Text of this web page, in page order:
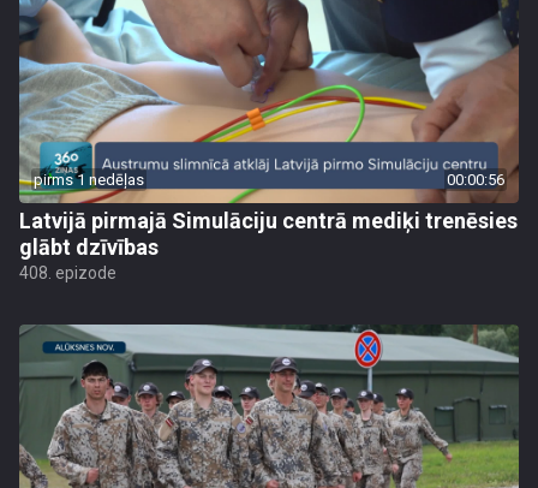
pirms 1 nedēļas 00:00:56
Latvijā pirmajā Simulāciju centrā mediķi trenēsies
glābt dzīvības
408. epizode